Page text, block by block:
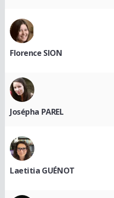
Florence SION
Josépha PAREL
Laetitia GUÉNOT